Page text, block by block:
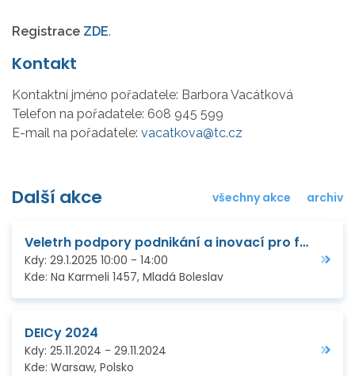
Registrace ZDE.
Kontakt
Kontaktní jméno pořadatele: Barbora Vacátková
Telefon na pořadatele: 608 945 599
E-mail na pořadatele: vacatkova@tc.cz
Další akce všechny akce archiv
Veletrh podpory podnikání a inovací pro firmy ve Středočeském kraji
Kdy: 29.1.2025 10:00 - 14:00
Kde: Na Karmeli 1457, Mladá Boleslav
DEICy 2024
Kdy: 25.11.2024 - 29.11.2024
Kde: Warsaw, Polsko